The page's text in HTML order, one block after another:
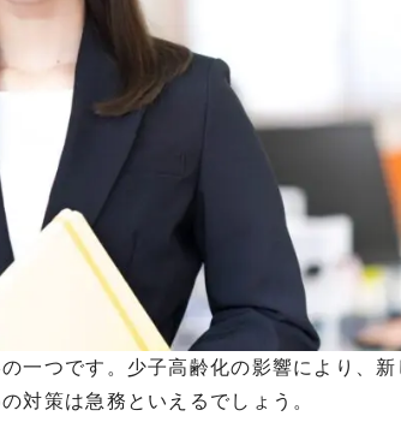
一つです。少子高齢化の影響により、新
対策は急務といえるでしょう。